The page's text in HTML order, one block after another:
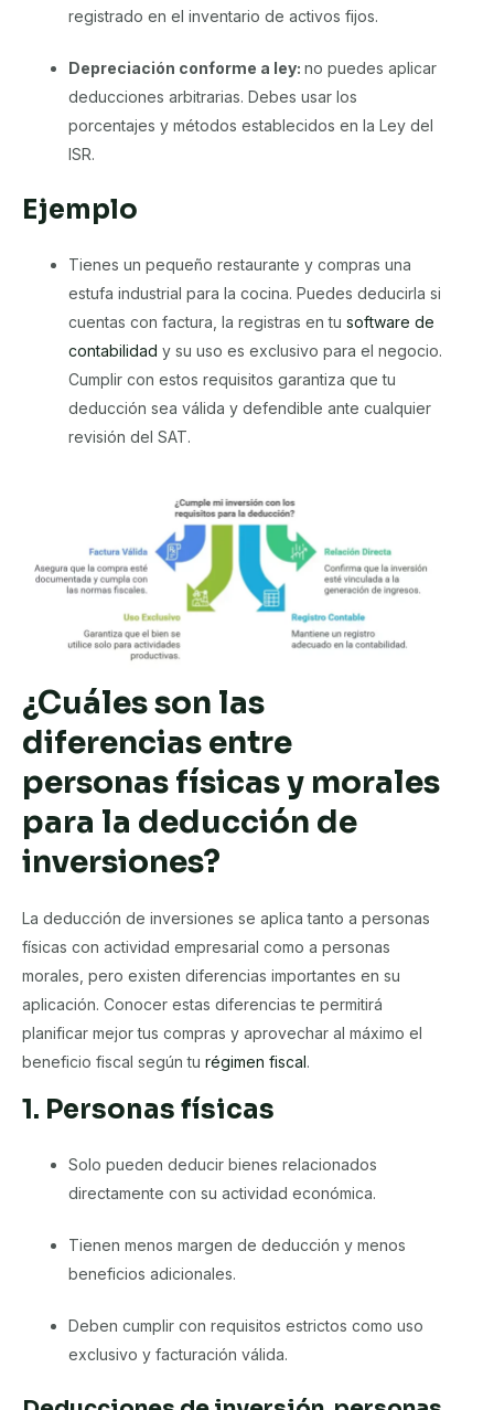
registrado en el inventario de activos fijos.
Depreciación conforme a ley: no puedes aplicar
deducciones arbitrarias. Debes usar los
porcentajes y métodos establecidos en la Ley del
ISR.
Ejemplo
Tienes un pequeño restaurante y compras una
estufa industrial para la cocina. Puedes deducirla si
cuentas con factura, la registras en tu software de
contabilidad y su uso es exclusivo para el negocio.
Cumplir con estos requisitos garantiza que tu
deducción sea válida y defendible ante cualquier
revisión del SAT.
¿Cuáles son las
diferencias entre
personas físicas y morales
para la deducción de
inversiones?
La deducción de inversiones se aplica tanto a personas
físicas con actividad empresarial como a personas
morales, pero existen diferencias importantes en su
aplicación. Conocer estas diferencias te permitirá
planificar mejor tus compras y aprovechar al máximo el
beneficio fiscal según tu régimen fiscal.
1. Personas físicas
Solo pueden deducir bienes relacionados
directamente con su actividad económica.
Tienen menos margen de deducción y menos
beneficios adicionales.
Deben cumplir con requisitos estrictos como uso
exclusivo y facturación válida.